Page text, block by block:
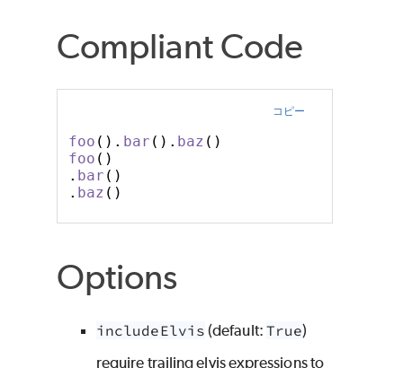
Compliant Code
コピー
foo (). bar (). baz ()
foo ()
. bar ()
. baz ()
Options
includeElvis (default: True)
require trailing elvis expressions to